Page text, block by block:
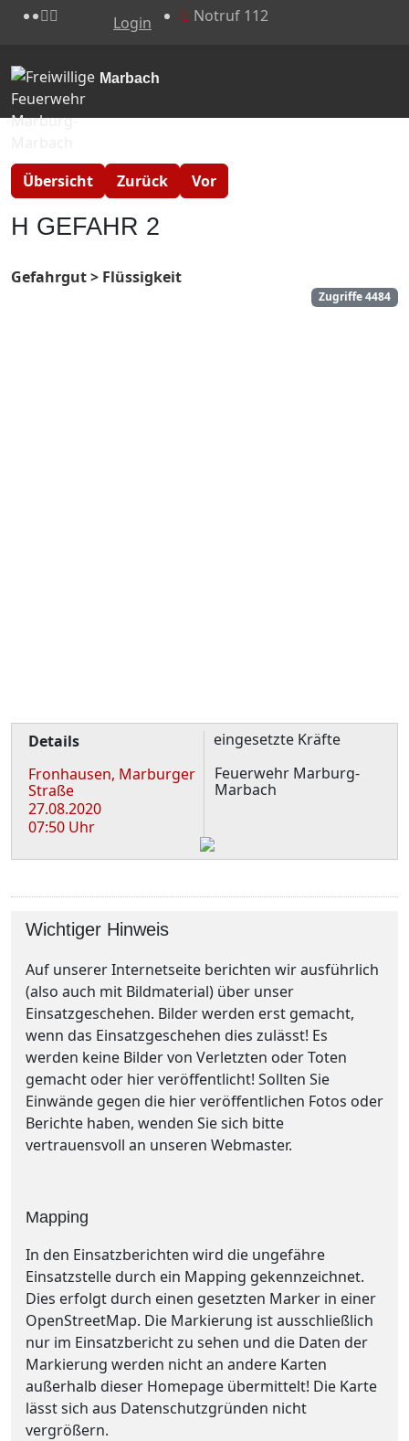
Login Notruf 112
Marbach
Übersicht Zurück Vor
H GEFAHR 2
Gefahrgut > Flüssigkeit
Zugriffe 4484
Details
Fronhausen, Marburger
Straße
27.08.2020
07:50 Uhr
eingesetzte Kräfte
Feuerwehr Marburg-
Marbach
Wichtiger Hinweis
Auf unserer Internetseite berichten wir ausführlich
(also auch mit Bildmaterial) über unser
Einsatzgeschehen. Bilder werden erst gemacht,
wenn das Einsatzgeschehen dies zulässt! Es
werden keine Bilder von Verletzten oder Toten
gemacht oder hier veröffentlicht! Sollten Sie
Einwände gegen die hier veröffentlichen Fotos oder
Berichte haben, wenden Sie sich bitte
vertrauensvoll an unseren Webmaster.
Mapping
In den Einsatzberichten wird die ungefähre
Einsatzstelle durch ein Mapping gekennzeichnet.
Dies erfolgt durch einen gesetzten Marker in einer
OpenStreetMap. Die Markierung ist ausschließlich
nur im Einsatzbericht zu sehen und die Daten der
Markierung werden nicht an andere Karten
außerhalb dieser Homepage übermittelt! Die Karte
lässt sich aus Datenschutzgründen nicht
vergrößern.